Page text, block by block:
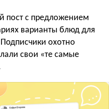
пост с предложением
варианты блюд для
охотно
свои «те самые